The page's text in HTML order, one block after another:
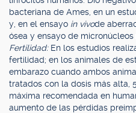
bacteriana de Ames, en un
y, en el ensayo in vivode
ósea y ensayo de micronúcleos
Fertilidad: En los estudios
fertilidad; en los animales de
embarazo cuando ambos
tratados con la dosis más alta,
máxima recomendada en
aumento de las pérdidas